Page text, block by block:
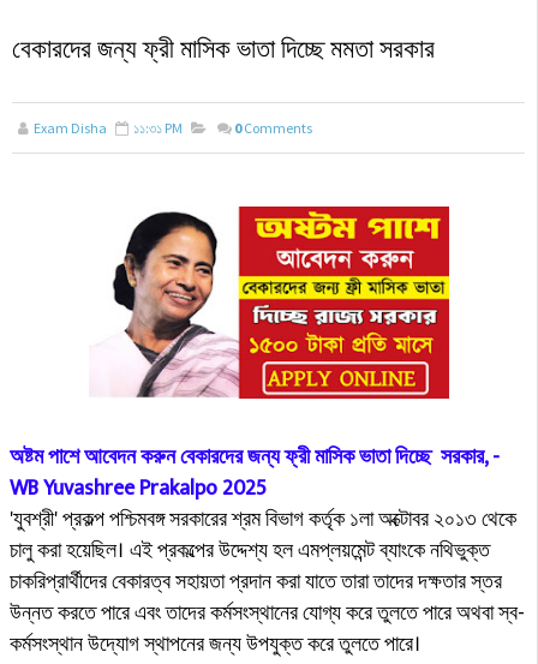
বেকারদের জন্য ফ্রী মাসিক ভাতা দিচ্ছে মমতা সরকার
Exam Disha ১১:৩১ PM 0 Comments
অষ্টম পাশে আবেদন করুনবেকারদের জন্য ফ্রী মাসিক ভাতা দিচ্ছে সরকার, -
WB Yuvashree Prakalpo 2025
'যুবশ্রী' প্রকল্প পশ্চিমবঙ্গ সরকারের শ্রম বিভাগ কর্তৃক ১লা অক্টোবর ২০১৩ থেকে
চালু করা হয়েছিল। এই প্রকল্পের উদ্দেশ্য হল এমপ্লয়মেন্ট ব্যাংকে নথিভুক্ত
চাকরিপ্রার্থীদের বেকারত্ব সহায়তা প্রদান করা যাতে তারা তাদের দক্ষতার স্তর
উন্নত করতে পারে এবং তাদের কর্মসংস্থানের যোগ্য করে তুলতে পারে অথবা স্ব-
কর্মসংস্থান উদ্যোগ স্থাপনের জন্য উপযুক্ত করে তুলতে পারে।